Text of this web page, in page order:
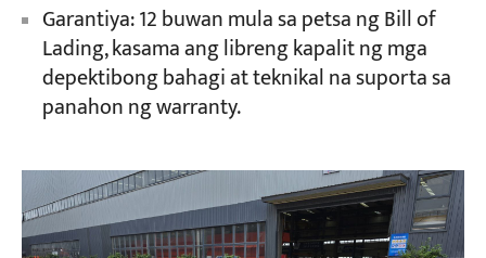
Garantiya: 12 buwan mula sa petsa ng Bill of
Lading, kasama ang libreng kapalit ng mga
depektibong bahagi at teknikal na suporta sa
panahon ng warranty.